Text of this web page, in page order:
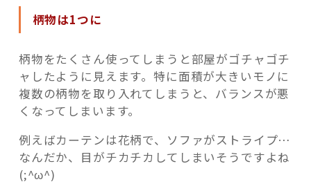
柄物は1つに
柄物をたくさん使ってしまうと部屋がゴチャゴチ
ャしたように見えます。特に面積が大きいモノに
複数の柄物を取り入れてしまうと、バランスが悪
くなってしまいます。
例えばカーテンは花柄で、ソファがストライプ…
なんだか、目がチカチカしてしまいそうですよね
(;^ω^)